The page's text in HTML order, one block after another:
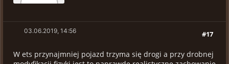
#17
03.06.2019, 14:56
W ets przynajmniej pojazd trzyma się drogi a przy drobnej